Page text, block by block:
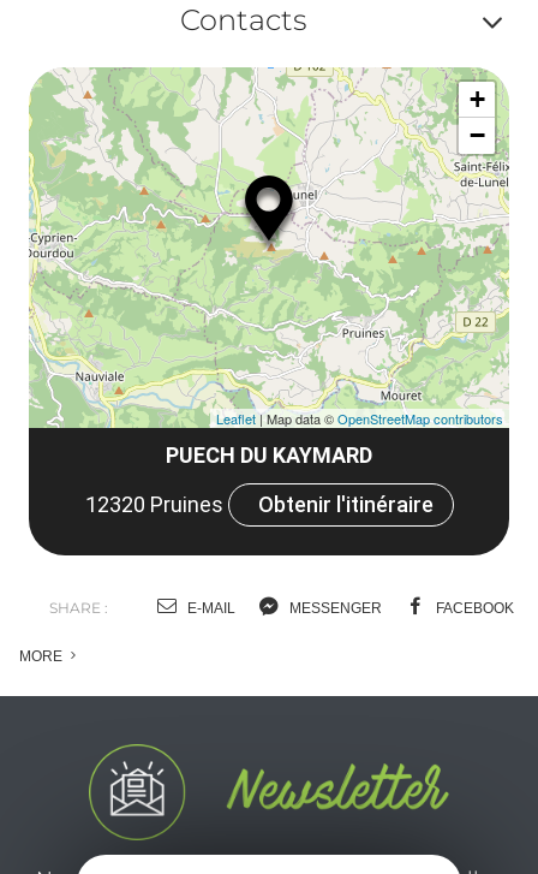
ou
Contacts
ou
PUECH DU KAYMARD
12320 Pruines
Obtenir l'itinéraire
+
−
Leaflet| Map data ©OpenStreetMap contributors
SHARE : E-MAIL MESSENGER FACEBOOK
MORE